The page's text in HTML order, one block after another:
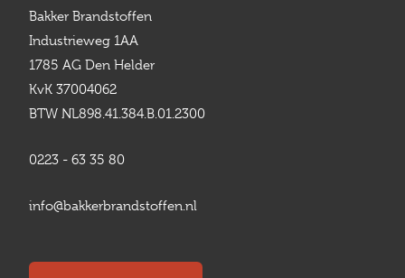
Bakker Brandstoffen
Industrieweg 1AA
1785 AG Den Helder
KvK 37004062
BTW NL898.41.384.B.01.2300
0223 - 63 35 80
info@bakkerbrandstoffen.nl